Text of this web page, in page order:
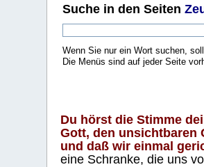
Suche in den Seiten
Wenn Sie nur ein Wort suchen,
Die Menüs sind auf jeder Seite
Du hörst die Stimme
Gott, den unsichtbaren
und daß wir einmal
eine Schranke, die uns